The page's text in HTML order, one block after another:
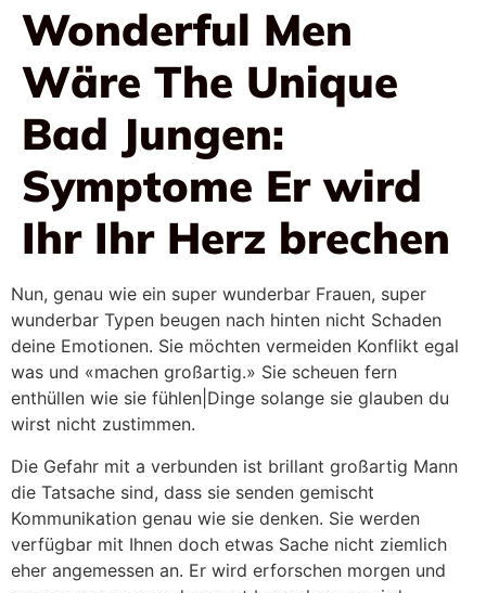
Wonderful Men
Wäre The Unique
Bad Jungen:
Symptome Er wird
Ihr Ihr Herz brechen
Nun, genau wie ein super wunderbar Frauen, super
wunderbar Typen beugen nach hinten nicht Schaden
deine Emotionen. Sie möchten vermeiden Konflikt egal
was und «machen großartig.» Sie scheuen fern
enthüllen wie sie fühlen|Dinge solange sie glauben du
wirst nicht zustimmen.
Die Gefahr mit a verbunden ist brillant großartig Mann
die Tatsache sind, dass sie senden gemischt
Kommunikation genau wie sie denken. Sie werden
verfügbar mit Ihnen doch etwas Sache nicht ziemlich
eher angemessen an. Er wird erforschen morgen und